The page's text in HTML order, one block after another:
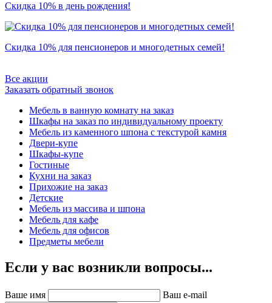
Скидка 10% в день рождения!
Скидка 10% для пенсионеров и многодетных семей!
Все акции
Заказать обратный звонок
Мебель в ванную комнату на заказ
Шкафы на заказ по индивидуальному проекту
Мебель из каменного шпона с текстурой камня
Двери-купе
Шкафы-купе
Гостиные
Кухни на заказ
Прихожие на заказ
Детские
Мебель из массива и шпона
Мебель для кафе
Мебель для офисов
Предметы мебели
Если у вас возникли вопросы...
Ваше имя
Ваш e-mail